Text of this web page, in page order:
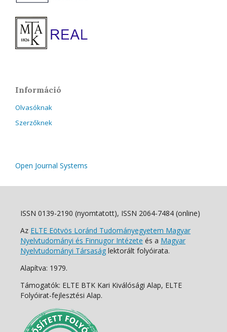
Információ
Olvasóknak
Szerzőknek
Open Journal Systems
ISSN 0139-2190 (nyomtatott), ISSN 2064-7484 (online)
Az ELTE Eötvös Loránd Tudományegyetem Magyar
Nyelvtudományi és Finnugor Intézete és a Magyar
Nyelvtudományi Társaság lektorált folyóirata.
Alapítva: 1979.
Támogatók: ELTE BTK Kari Kiválósági Alap, ELTE
Folyóirat-fejlesztési Alap.